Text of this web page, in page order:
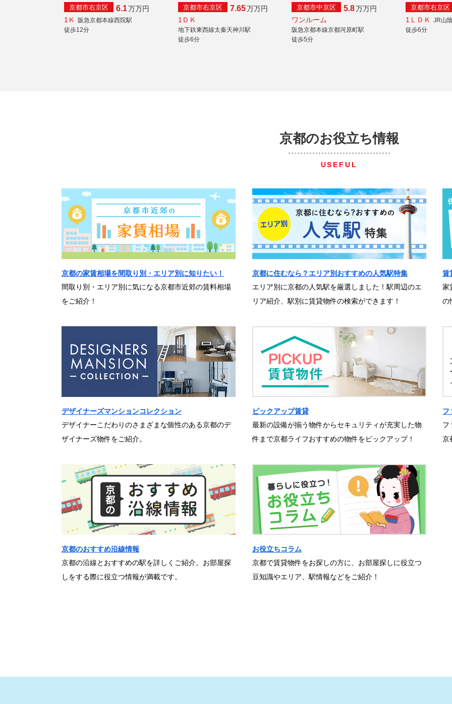
京都市右京区 6.1万万円
1Ｋ
阪急京都本線西院駅
徒歩12分
京都市右京区 7.65万万円
1ＤＫ
地下鉄東西線太秦天神川駅
徒歩6分
京都市中京区 5.8万万円
ワンルーム
阪急京都本線京都河原町駅
徒歩5分
京都市右京区
1ＬＤＫ
JR山
徒歩6分
京都のお役立ち情報
USEFUL
京都の家賃相場を間取り別・エリア別に知りたい！
間取り別・エリア別に気になる京都市近郊の賃料相場
をご紹介！
京都に住むなら？エリア別おすすめの人気駅特集
エリア別に京都の人気駅を厳選しました！駅周辺のエ
リア紹介、駅別に賃貸物件の検索ができます！
賃
家
の
デザイナーズマンションコレクション
デザイナーこだわりのさまざまな個性のある京都のデ
ザイナーズ物件をご紹介。
ピックアップ賃貸
最新の設備が揃う物件からセキュリティが充実した物
件まで京都ライフおすすめの物件をピックアップ！
フ
フ
京
京都のおすすめ沿線情報
京都の沿線とおすすめの駅を詳しくご紹介。お部屋探
しをする際に役立つ情報が満載です。
お役立ちコラム
京都で賃貸物件をお探しの方に、お部屋探しに役立つ
豆知識やエリア、駅情報などをご紹介！